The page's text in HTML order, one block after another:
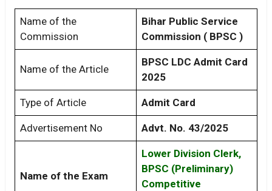
Name of the
Commission
Bihar Public Service
Commission ( BPSC )
Name of the Article
BPSC LDC Admit Card
2025
Type of Article Admit Card
Advertisement No Advt. No. 43/2025
Name of the Exam
Lower Division Clerk,
BPSC (Preliminary)
Competitive